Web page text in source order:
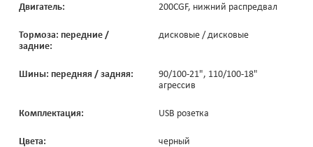
Двигатель: 200CGF, нижний распредвал
Тормоза: передние /
задние:
дисковые / дисковые
Шины: передняя / задняя:
90/100-21", 110/100-18"
агрессив
Комплектация: USB розетка
Цвета: черный